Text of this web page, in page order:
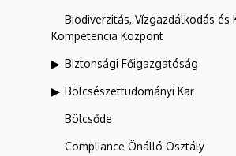
Biodiverzitás, Vízgazdálkodás és
Kompetencia Központ
Biztonsági Főigazgatóság
Bölcsészettudományi Kar
Bölcsőde
Compliance Önálló Osztály